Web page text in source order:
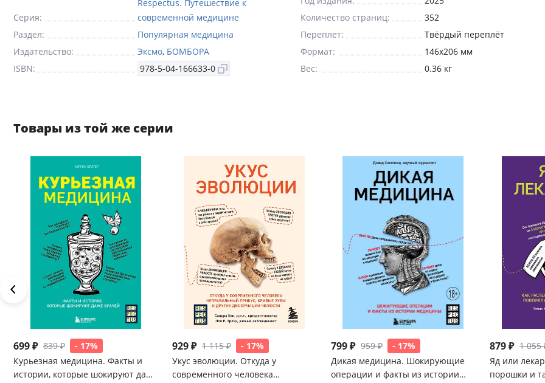
Серия:
Respectus. Путешествие к
современной медицине
Раздел:
Популярная медицина
Издательство:
Эксмо, БОМБОРА
ISBN:
978-5-04-166633-0
Количество страниц:
352
Переплет:
Твёрдый переплёт
Формат:
146x206 мм
Вес:
0.36 кг
Товары из той же серии
699 ₽ 839 ₽
- 17%
Курьезная медицина. Факты и
истории, которые шокируют даже
929 ₽ 1 115 ₽
- 17%
Укус эволюции. Откуда у
современного человека
799 ₽ 959 ₽
- 17%
Дикая медицина. Шокирующие
операции и факты из истории
879 ₽ 1 055
Яд или
порошки и